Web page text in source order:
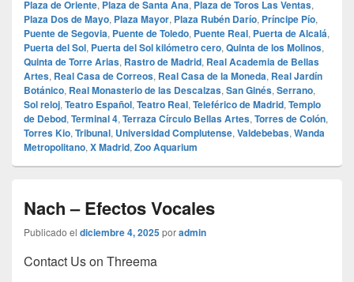
Plaza de Oriente, Plaza de Santa Ana, Plaza de Toros Las Ventas,
Plaza Dos de Mayo, Plaza Mayor, Plaza Rubén Darío, Príncipe Pío,
Puente de Segovia, Puente de Toledo, Puente Real, Puerta de Alcalá,
Puerta del Sol, Puerta del Sol kilómetro cero, Quinta de los Molinos,
Quinta de Torre Arias, Rastro de Madrid, Real Academia de Bellas
Artes, Real Casa de Correos, Real Casa de la Moneda, Real Jardín
Botánico, Real Monasterio de las Descalzas, San Ginés, Serrano,
Sol reloj, Teatro Español, Teatro Real, Teleférico de Madrid, Templo
de Debod, Terminal 4, Terraza Círculo Bellas Artes, Torres de Colón,
Torres Kio, Tribunal, Universidad Complutense, Valdebebas, Wanda
Metropolitano, X Madrid, Zoo Aquarium
Nach – Efectos Vocales
Publicado el diciembre 4, 2025poradmin
Contact Us on Threema